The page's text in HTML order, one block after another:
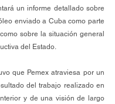
un informe detallado sobre
enviado a Cuba como parte
sobre la situación general
del Estado.
que Pemex atraviesa por un
del trabajo realizado en
y de una visión de largo